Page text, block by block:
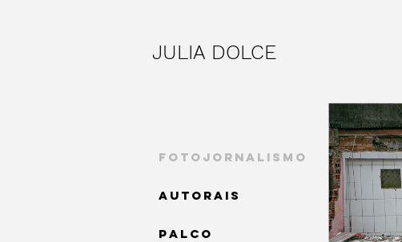
JULIA DOLCE
FOTOJORNALISMO
AUTORAIS
PALCO